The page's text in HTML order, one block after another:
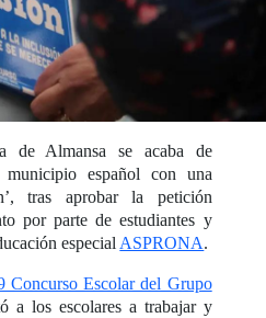
de Almansa se acaba de
español con una
tras aprobar la petición
por parte de estudiantes y
especial ASPRONA.
Concurso Escolar del Grupo
a los escolares a trabajar y